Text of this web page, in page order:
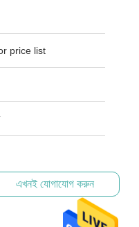
price list
এখনই যোগাযোগ করুন